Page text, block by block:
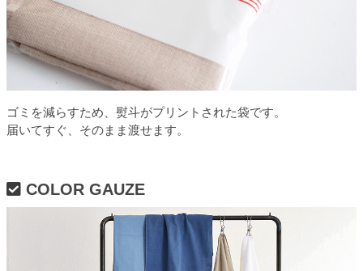
ゴミを減らすため、熨斗がプリントされた袋です。
届いてすぐ、そのまま渡せます。
COLOR GAUZE